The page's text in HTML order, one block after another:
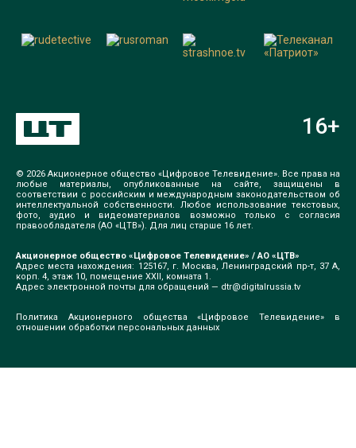
© 2026 Акционерное общество «Цифровое Телевидение». Все права на
любые материалы, опубликованные на сайте, защищены в
соответствии с российским и международным законодательством об
интеллектуальной собственности. Любое использование текстовых,
фото, аудио и видеоматериалов возможно только с согласия
правообладателя (АО «ЦТВ»). Для лиц старше 16 лет.
Акционерное общество «Цифровое Телевидение» / АО «ЦТВ»
Адрес места нахождения: 125167, г. Москва, Ленинградский пр-т, 37 А,
корп. 4, этаж 10, помещение XXII, комната 1.
Адрес электронной почты для обращений — dtr@digitalrussia.tv
Политика Акционерного общества «Цифровое Телевидение» в
отношении обработки персональных данных
16+